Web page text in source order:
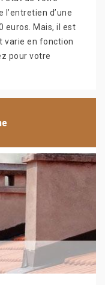
d’une
euros. Mais, il est
varie en fonction
pour votre